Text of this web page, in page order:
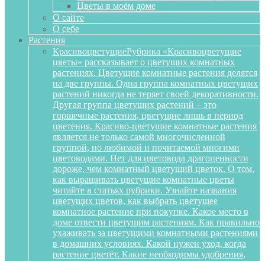
Цветы в моём доме
О сайте
О себе
Растения
КрасивоцветущиеРубрика «Красивоцветущие
цветы» рассказывает о цветущих комнатных
растениях. Цветущие комнатные растения делятся
на две группы. Одна группа комнатных цветущих
растений никогда не теряет своей декоративности.
Другая группа цветущих растений – это
горшечные растения, цветущие лишь в период
цветения. Красиво-цветущие комнатные растения
является не только самой многочисленной
группой, но любимой и почитаемой многими
цветоводами. Нет для цветовода драгоценности
дороже, чем комнатный цветущий цветок. О том,
как выращивать цветущие комнатные цветы
читайте в статьях рубрики. Узнайте названия
цветущих цветов, как выбрать цветущее
комнатное растение при покупке. Какое место в
доме отвести цветущим растениям. Как правильно
ухаживать за цветущими комнатными растениями
в домашних условиях. Какой нужен уход, когда
растение цветёт. Какие необходимы удобрения,